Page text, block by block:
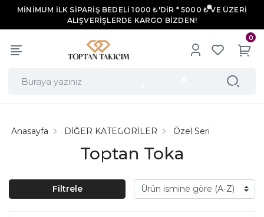
MİNİMUM İLK SİPARİŞ BEDELİ 1000 ₺'DİR * 5000 ₺ VE ÜZERİ
ALIŞVERİŞLERDE KARGO BİZDEN!
0
Toptan Toka
Anasayfa DİĞER KATEGORİLER Özel Seri
Filtrele